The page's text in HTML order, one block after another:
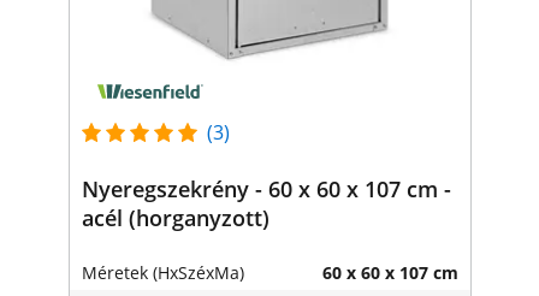
(3)
Nyeregszekrény - 60 x 60 x 107 cm -
acél (horganyzott)
Méretek (HxSzéxMa) 60 x 60 x 107 cm